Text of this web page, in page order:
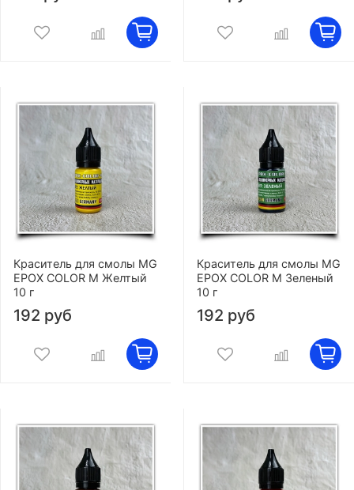
Краситель для смолы MG
EPOX COLOR M Желтый
10 г
192 руб
Краситель для смолы MG
EPOX COLOR M Зеленый
10 г
192 руб